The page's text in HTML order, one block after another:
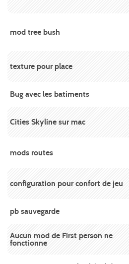
mod tree bush
texture pour place
Bug avec les batiments
Cities Skyline sur mac
mods routes
configuration pour confort de jeu
pb sauvegarde
Aucun mod de First person ne
fonctionne